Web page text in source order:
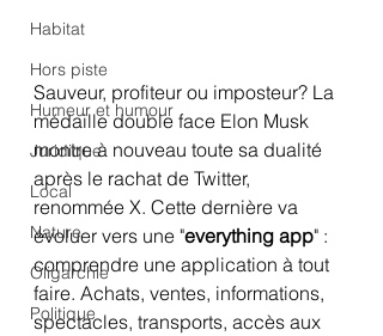
Habitat
Hors piste
Humeur et humour
Juridique
Local
Nature
Oligarchie
Politique
Sauveur, profiteur ou imposteur? La
médaille double face Elon Musk
montre à nouveau toute sa dualité
après le rachat de Twitter,
renommée X. Cette dernière va
évoluer vers une "everything app" :
comprendre une application à tout
faire. Achats, ventes, informations,
spectacles, transports, accès aux